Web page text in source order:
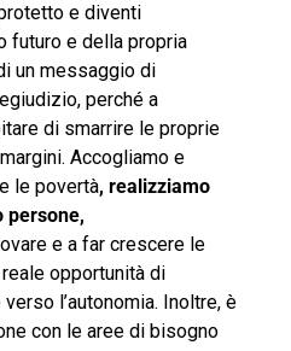
e diventi
futuro e della propria
un messaggio di
perché a
di smarrire le proprie
Accogliamo e
le povertà, realizziamo
persone,
e a far crescere le
opportunità di
l’autonomia. Inoltre, è
con le aree di bisogno